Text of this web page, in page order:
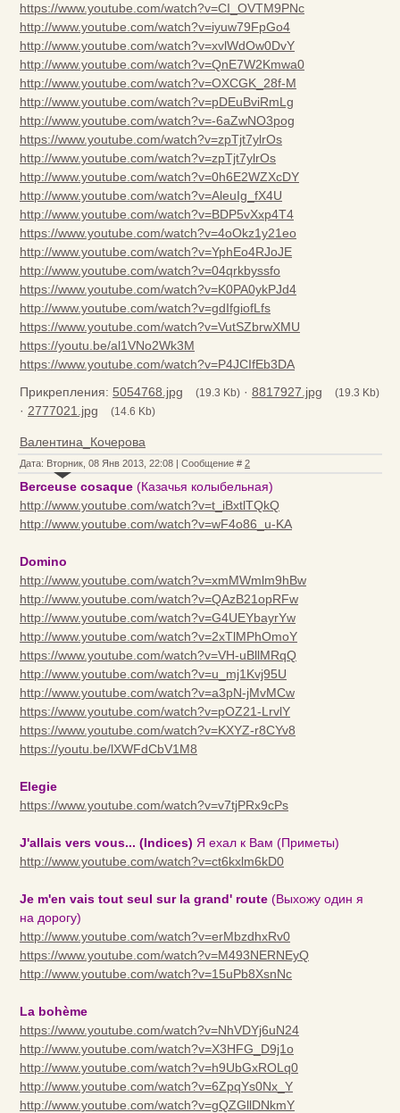
https://www.youtube.com/watch?v=CI_OVTM9PNc
http://www.youtube.com/watch?v=iyuw79FpGo4
http://www.youtube.com/watch?v=xvlWdOw0DvY
http://www.youtube.com/watch?v=QnE7W2Kmwa0
http://www.youtube.com/watch?v=OXCGK_28f-M
http://www.youtube.com/watch?v=pDEuBviRmLg
http://www.youtube.com/watch?v=-6aZwNO3pog
https://www.youtube.com/watch?v=zpTjt7ylrOs
http://www.youtube.com/watch?v=zpTjt7ylrOs
http://www.youtube.com/watch?v=0h6E2WZXcDY
http://www.youtube.com/watch?v=AleuIg_fX4U
http://www.youtube.com/watch?v=BDP5vXxp4T4
https://www.youtube.com/watch?v=4oOkz1y21eo
http://www.youtube.com/watch?v=YphEo4RJoJE
http://www.youtube.com/watch?v=04qrkbyssfo
https://www.youtube.com/watch?v=K0PA0ykPJd4
http://www.youtube.com/watch?v=gdIfgiofLfs
https://www.youtube.com/watch?v=VutSZbrwXMU
https://youtu.be/al1VNo2Wk3M
https://www.youtube.com/watch?v=P4JCIfEb3DA
Прикрепления: 5054768.jpg (19.3 Kb) · 8817927.jpg (19.3 Kb)
· 2777021.jpg (14.6 Kb)
Валентина_Кочерова
Дата: Вторник, 08 Янв 2013, 22:08 | Сообщение # 2
Berceuse cosaque (Казачья колыбельная)
http://www.youtube.com/watch?v=t_iBxtlTQkQ
http://www.youtube.com/watch?v=wF4o86_u-KA
Domino
http://www.youtube.com/watch?v=xmMWmlm9hBw
http://www.youtube.com/watch?v=QAzB21opRFw
http://www.youtube.com/watch?v=G4UEYbayrYw
http://www.youtube.com/watch?v=2xTlMPhOmoY
https://www.youtube.com/watch?v=VH-uBllMRqQ
http://www.youtube.com/watch?v=u_mj1Kvj95U
http://www.youtube.com/watch?v=a3pN-jMvMCw
https://www.youtube.com/watch?v=pOZ21-LrvlY
https://www.youtube.com/watch?v=KXYZ-r8CYv8
https://youtu.be/lXWFdCbV1M8
Elegie
https://www.youtube.com/watch?v=v7tjPRx9cPs
J'allais vers vous... (Indices) Я ехал к Вам (Приметы)
http://www.youtube.com/watch?v=ct6kxlm6kD0
Je m'en vais tout seul sur la grand' route (Выхожу один я
на дорогу)
http://www.youtube.com/watch?v=erMbzdhxRv0
https://www.youtube.com/watch?v=M493NERNEyQ
http://www.youtube.com/watch?v=15uPb8XsnNc
La bohème
https://www.youtube.com/watch?v=NhVDYj6uN24
http://www.youtube.com/watch?v=X3HFG_D9j1o
http://www.youtube.com/watch?v=h9UbGxROLq0
http://www.youtube.com/watch?v=6ZpqYs0Nx_Y
http://www.youtube.com/watch?v=gQZGllDNkmY